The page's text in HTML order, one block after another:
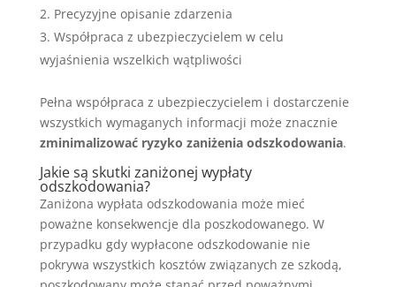
Precyzyjne opisanie zdarzenia
Współpraca z ubezpieczycielem w celu
wyjaśnienia wszelkich wątpliwości
Pełna współpraca z ubezpieczycielem i dostarczenie
wszystkich wymaganych informacji może znacznie
zminimalizować ryzyko zaniżenia odszkodowania.
Jakie są skutki zaniżonej wypłaty
odszkodowania?
Zaniżona wypłata odszkodowania może mieć
poważne konsekwencje dla poszkodowanego. W
przypadku gdy wypłacone odszkodowanie nie
pokrywa wszystkich kosztów związanych ze szkodą,